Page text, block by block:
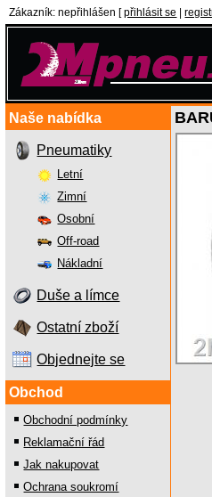
Zákazník: nepřihlášen [přihlásit se |
Naše nabídka
Pneumatiky
Letní
Zimní
Osobní
Off-road
Nákladní
Duše a límce
Ostatní zboží
Objednejte se
Obchod
Obchodní podmínky
Reklamační řád
Jak nakupovat
Ochrana soukromí